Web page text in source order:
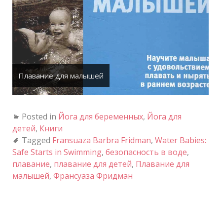
Плавание для малышей
Posted in Йога для беременных, Йога для
детей, Книги
Tagged Fransuaza Barbra Fridman, Water Babies:
Safe Starts in Swimming, безопасность в воде,
плавание, плавание для детей, Плавание для
малышей, Франсуаза Фридман